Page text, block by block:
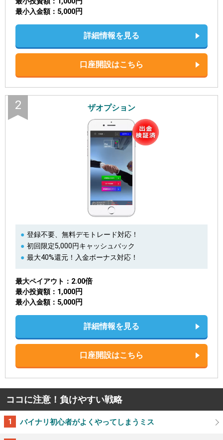
最小入金額 5,000円
詳細情報を見る
口座開設はこちら
2 ザオプション
登録不要、無料デモトレード対応！
初回限定5,000円キャッシュバック
最大40%還元！入金ボーナス対応！
最大ペイアウト 2.00倍
最小投資額 1,000円
最小入金額 5,000円
詳細情報を見る
口座開設はこちら
ココに注意！負けやすい戦略
バイナリ初心者がよくやってしまうミス